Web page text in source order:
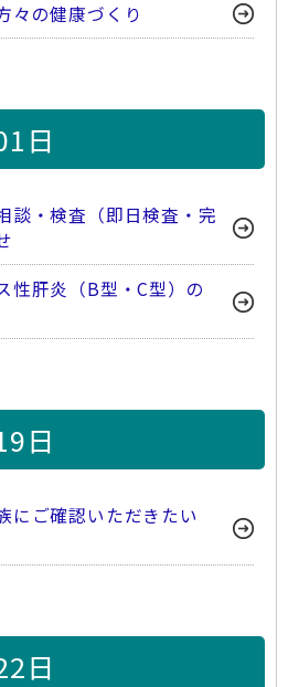
々の健康づくり
日
・検査（即日検査・完
肝炎（B型・C型）の
日
にご確認いただきたい
日